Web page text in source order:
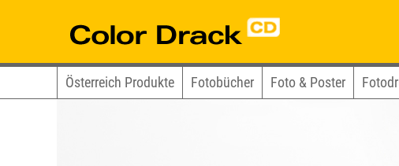
Österreich Produkte Fotobücher Foto & Poster